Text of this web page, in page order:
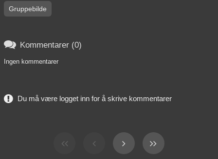
Gruppebilde
 Kommentarer (0)
Ingen kommentarer
Du må være logget inn for å skrive kommentarer